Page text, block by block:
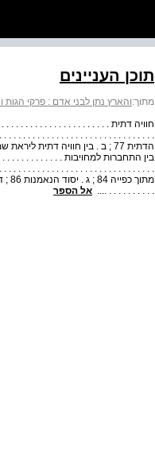
תוכן העניינים
מתוך:והארץ נתן לבני אדם : פרקי הגות
חוויה דתית . . . . . . . . . . . . . . . . . . . . . .
בין התחברות למחויבות . . . . . . . . . . . .
אל הספר